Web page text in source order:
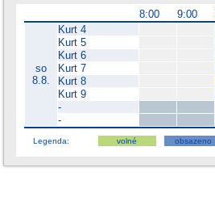
8:00 9:00
so
8.8.
Kurt 4
Kurt 5
Kurt 6
Kurt 7
Kurt 8
Kurt 9
-
-
Legenda: volné obsazeno